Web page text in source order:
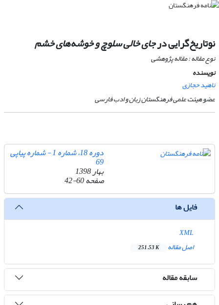
نوتاریخ‌گرایی درجای خالی سلوچ و خوشه‌های خشم
نوع مقاله : مقاله پژوهشی
نویسنده
ناهید حجازی
عضو هیئت علمی فرهنگستان زبان و ادب فارسی
دوره 18، شماره 1 - شماره پیاپی
69
بهار 1398
صفحه42-60
فایل ها
اصل مقاله
251.53 K
سابقه مقاله